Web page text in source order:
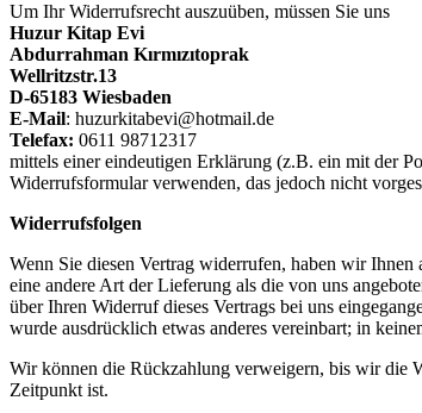
Um Ihr Widerrufsrecht auszuüben, müssen Sie uns
Huzur Kitap Evi
Abdurrahman Kırmızıtoprak
Wellritzstr.13
D-65183 Wiesbaden
E-Mail: huzurkitabevi@hotmail.de
Telefax: 0611 98712317
mittels einer eindeutigen Erklärung (z.B. ein mit der
Widerrufsformular verwenden, das jedoch nicht
Widerrufsfolgen
Wenn Sie diesen Vertrag widerrufen, haben wir
eine andere Art der Lieferung als die von uns
über Ihren Widerruf dieses Vertrags bei uns
wurde ausdrücklich etwas anderes vereinbart; in
Wir können die Rückzahlung verweigern, bis wir die
Zeitpunkt ist.